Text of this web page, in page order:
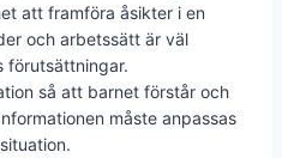
att framföra åsikter i en
och arbetssätt är väl
förutsättningar.
så att barnet förstår och
måste anpassas